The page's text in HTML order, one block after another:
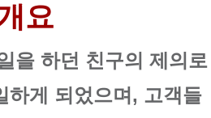
요
을 하던 친구의 제의로
하게 되었으며, 고객들